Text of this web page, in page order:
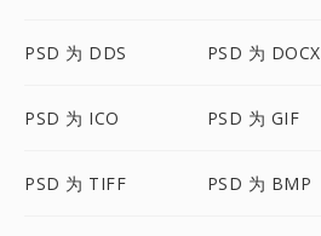
PSD 为 DDS PSD 为 DOCX
PSD 为 ICO PSD 为 GIF
PSD 为 TIFF PSD 为 BMP